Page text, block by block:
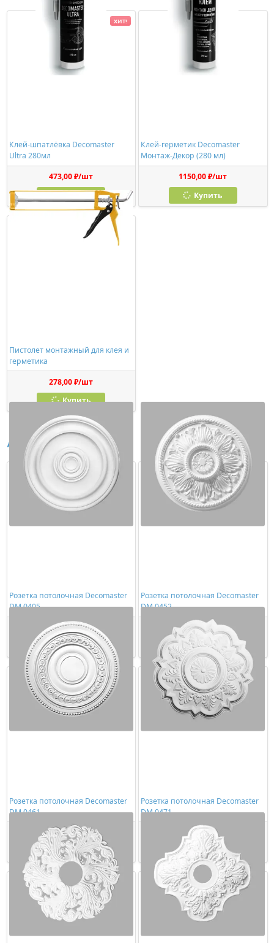
Клей-шпатлёвка Decomaster
Ultra 280мл
473,00 ₽/шт
Купить
ХИТ!
Клей-герметик Decomaster
Монтаж-Декор (280 мл)
1150,00 ₽/шт
Купить
Пистолет монтажный для клея и
герметика
278,00 ₽/шт
Купить
Аналоги
Розетка потолочная Decomaster
DM 0405
4287,00 ₽/шт
Купить
Розетка потолочная Decomaster
DM 0452
4148,00 ₽/шт
Купить
Розетка потолочная Decomaster
DM 0461
3308,00 ₽/шт
Купить
Розетка потолочная Decomaster
DM 0471
5275,00 ₽/шт
Купить